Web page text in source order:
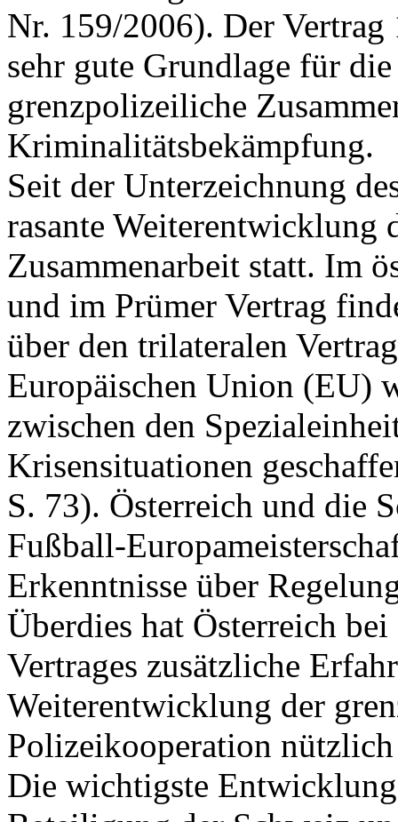
Nr. 159/2006). Der Vertrag
sehr gute Grundlage für
grenzpolizeiliche
Kriminalitätsbekämpfung.
Seit der Unterzeichnung
rasante
Zusammenarbeit statt. Im
und im Prümer Vertrag
über den trilateralen
Europäischen Union (EU)
zwischen den
Krisensituationen
S. 73). Österreich und die
Fußball-
Erkenntnisse über
Überdies hat Österreich
Vertrages zusätzliche
Weiterentwicklung der
Polizeikooperation
Die wichtigste